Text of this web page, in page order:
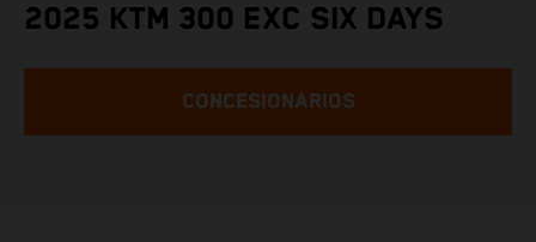
2025 KTM 300 EXC SIX DAYS
CONCESIONARIOS